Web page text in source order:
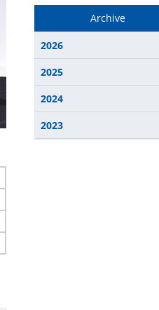
Archive
2026
2025
2024
2023